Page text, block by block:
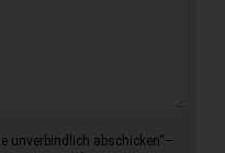
unverbindlich abschicken“–